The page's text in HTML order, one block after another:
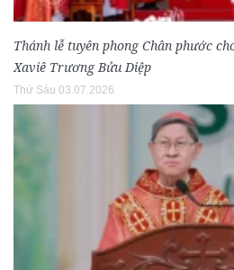
Thánh lễ tuyên phong Chân phước
Xaviê Trương Bửu Diệp
Thứ Sáu 03.07.2026